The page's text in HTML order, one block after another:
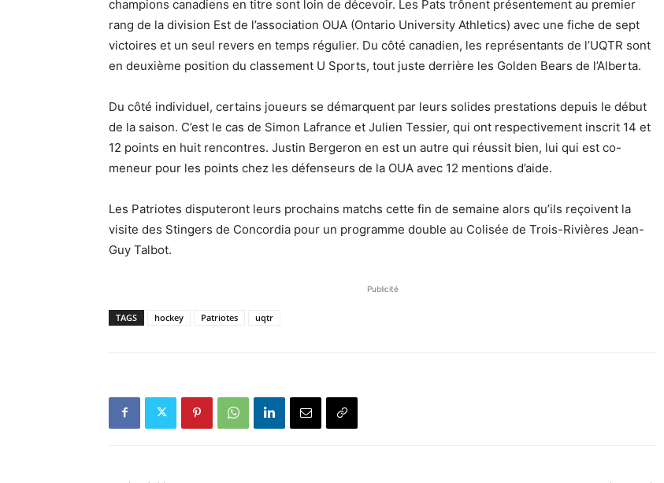
champions canadiens en titre sont loin de décevoir. Les Pats trônent présentement au premier
rang de la division Est de l’association OUA (Ontario University Athletics) avec une fiche de sept
victoires et un seul revers en temps régulier. Du côté canadien, les représentants de l’UQTR sont
en deuxième position du classement U Sports, tout juste derrière les Golden Bears de l’Alberta.
Du côté individuel, certains joueurs se démarquent par leurs solides prestations depuis le début
de la saison. C’est le cas de Simon Lafrance et Julien Tessier, qui ont respectivement inscrit 14 et
12 points en huit rencontres. Justin Bergeron en est un autre qui réussit bien, lui qui est co-
meneur pour les points chez les défenseurs de la OUA avec 12 mentions d’aide.
Les Patriotes disputeront leurs prochains matchs cette fin de semaine alors qu’ils reçoivent la
visite des Stingers de Concordia pour un programme double au Colisée de Trois-Rivières Jean-
Guy Talbot.
Publicité
TAGS hockey Patriotes uqtr